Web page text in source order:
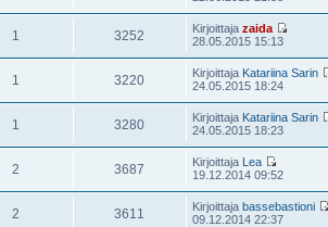
1 3252 Kirjoittajazaida
28.05.2015 15:13
1 3220 Kirjoittaja Katariina Sarin
24.05.2015 18:24
1 3280 Kirjoittaja Katariina Sarin
24.05.2015 18:23
2 3687 Kirjoittaja Lea
19.12.2014 09:52
2 3611 Kirjoittajabassebastioni
09.12.2014 22:37